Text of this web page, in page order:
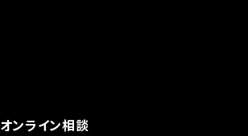
オンライン相談